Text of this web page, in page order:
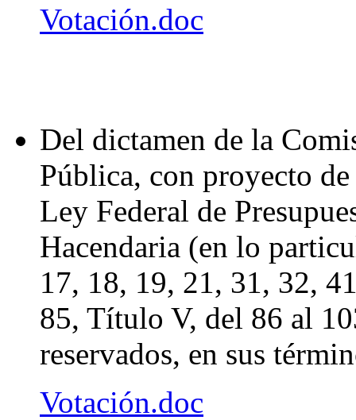
Votación.doc
Del dictamen de la
Pública, con proyecto
Ley Federal de
Hacendaria (en lo
17, 18, 19, 21, 31, 32,
85, Título V, del 86 al
reservados, en sus
Votación.doc